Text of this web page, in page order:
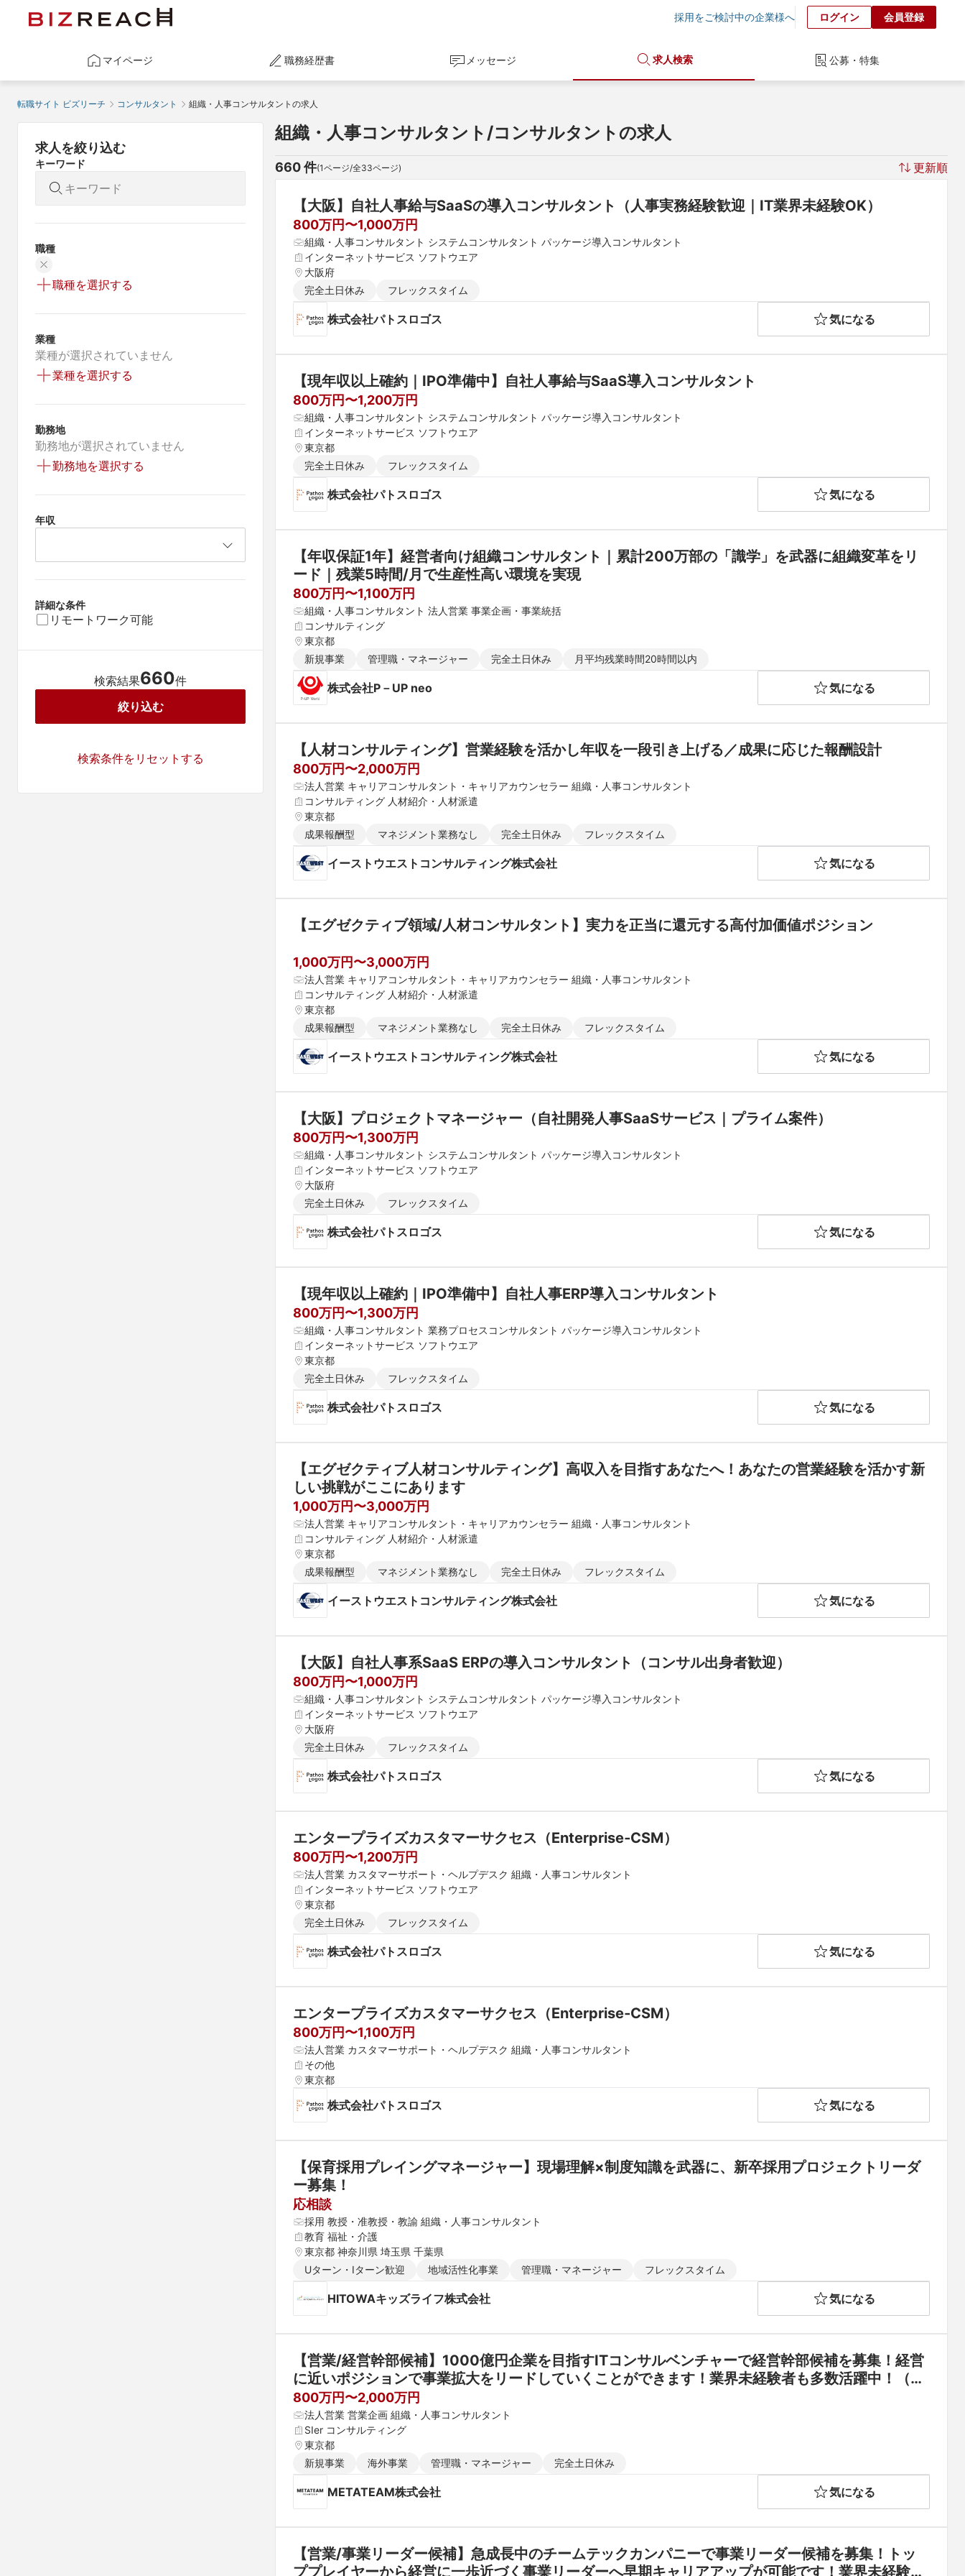
採用をご検討中の企業様へ ログイン 会員登録
マイページ 職務経歴書 メッセージ 求人検索 公募・特集
転職サイト ビズリーチ コンサルタント 組織・人事コンサルタントの求人
求人を絞り込む
キーワード
職種
職種を選択する
業種
業種が選択されていません
業種を選択する
勤務地
勤務地が選択されていません
勤務地を選択する
年収
詳細な条件
リモートワーク可能
検索結果660件
絞り込む
検索条件をリセットする
組織・人事コンサルタント/コンサルタントの求人
660 件(1ページ/全33ページ) 更新順
【大阪】自社人事給与SaaSの導入コンサルタント（人事実務経験歓迎｜IT業界未経験OK）
800万円〜1,000万円
組織・人事コンサルタント システムコンサルタント パッケージ導入コンサルタント
インターネットサービス ソフトウエア
大阪府
完全土日休み
フレックスタイム
株式会社パトスロゴス 気になる
【現年収以上確約｜IPO準備中】自社人事給与SaaS導入コンサルタント
800万円〜1,200万円
組織・人事コンサルタント システムコンサルタント パッケージ導入コンサルタント
インターネットサービス ソフトウエア
東京都
完全土日休み
フレックスタイム
株式会社パトスロゴス 気になる
【年収保証1年】経営者向け組織コンサルタント｜累計200万部の「識学」を武器に組織変革をリ
ード｜残業5時間/月で生産性高い環境を実現
800万円〜1,100万円
組織・人事コンサルタント 法人営業 事業企画・事業統括
コンサルティング
東京都
新規事業
管理職・マネージャー 完全土日休み 月平均残業時間20時間以内
株式会社P－UP neo 気になる
【人材コンサルティング】営業経験を活かし年収を一段引き上げる／成果に応じた報酬設計
800万円〜2,000万円
法人営業 キャリアコンサルタント・キャリアカウンセラー 組織・人事コンサルタント
コンサルティング 人材紹介・人材派遣
東京都
成果報酬型
マネジメント業務なし 完全土日休み フレックスタイム
イーストウエストコンサルティング株式会社 気になる
【エグゼクティブ領域/人材コンサルタント】実力を正当に還元する高付加価値ポジション
1,000万円〜3,000万円
法人営業 キャリアコンサルタント・キャリアカウンセラー 組織・人事コンサルタント
コンサルティング 人材紹介・人材派遣
東京都
成果報酬型
マネジメント業務なし 完全土日休み フレックスタイム
イーストウエストコンサルティング株式会社 気になる
【大阪】プロジェクトマネージャー（自社開発人事SaaSサービス｜プライム案件）
800万円〜1,300万円
組織・人事コンサルタント システムコンサルタント パッケージ導入コンサルタント
インターネットサービス ソフトウエア
大阪府
完全土日休み
フレックスタイム
株式会社パトスロゴス 気になる
【現年収以上確約｜IPO準備中】自社人事ERP導入コンサルタント
800万円〜1,300万円
組織・人事コンサルタント 業務プロセスコンサルタント パッケージ導入コンサルタント
インターネットサービス ソフトウエア
東京都
完全土日休み
フレックスタイム
株式会社パトスロゴス 気になる
【エグゼクティブ人材コンサルティング】高収入を目指すあなたへ！あなたの営業経験を活かす新
しい挑戦がここにあります
1,000万円〜3,000万円
法人営業 キャリアコンサルタント・キャリアカウンセラー 組織・人事コンサルタント
コンサルティング 人材紹介・人材派遣
東京都
成果報酬型
マネジメント業務なし 完全土日休み フレックスタイム
イーストウエストコンサルティング株式会社 気になる
【大阪】自社人事系SaaS ERPの導入コンサルタント（コンサル出身者歓迎）
800万円〜1,000万円
組織・人事コンサルタント システムコンサルタント パッケージ導入コンサルタント
インターネットサービス ソフトウエア
大阪府
完全土日休み
フレックスタイム
株式会社パトスロゴス 気になる
エンタープライズカスタマーサクセス（Enterprise‐CSM）
800万円〜1,200万円
法人営業 カスタマーサポート・ヘルプデスク 組織・人事コンサルタント
インターネットサービス ソフトウエア
東京都
完全土日休み
フレックスタイム
株式会社パトスロゴス 気になる
エンタープライズカスタマーサクセス（Enterprise‐CSM）
800万円〜1,100万円
法人営業 カスタマーサポート・ヘルプデスク 組織・人事コンサルタント
その他
東京都
株式会社パトスロゴス 気になる
【保育採用プレイングマネージャー】現場理解×制度知識を武器に、新卒採用プロジェクトリーダ
ー募集！
応相談
採用 教授・准教授・教諭 組織・人事コンサルタント
教育 福祉・介護
東京都 神奈川県 埼玉県 千葉県
Uターン・Iターン歓迎
地域活性化事業 管理職・マネージャー フレックスタイム
HITOWAキッズライフ株式会社 気になる
【営業/経営幹部候補】1000億円企業を目指すITコンサルベンチャーで経営幹部候補を募集！経営
に近いポジションで事業拡大をリードしていくことができます！業界未経験者も多数活躍中！（初
年度想定年収800万円以上~）
800万円〜2,000万円
法人営業 営業企画 組織・人事コンサルタント
SIer コンサルティング
東京都
新規事業
海外事業 管理職・マネージャー 完全土日休み
METATEAM株式会社 気になる
【営業/事業リーダー候補】急成長中のチームテックカンパニーで事業リーダー候補を募集！トッ
ププレイヤーから経営に一歩近づく事業リーダーへ早期キャリアアップが可能です！業界未経験者